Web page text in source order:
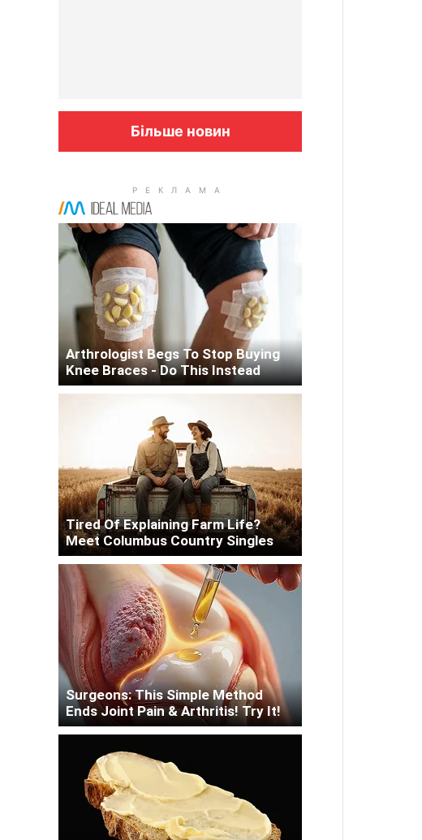
Більше новин
Arthrologist Begs To Stop Buying
Knee Braces - Do This Instead
Tired Of Explaining Farm Life?
Meet Columbus Country Singles
Surgeons: This Simple Method
Ends Joint Pain & Arthritis! Try It!